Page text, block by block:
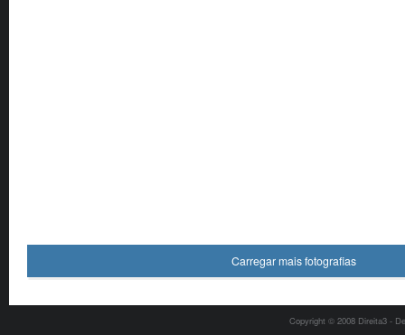
Carregar mais fotografias
Copyright © 2008 Direita3 -